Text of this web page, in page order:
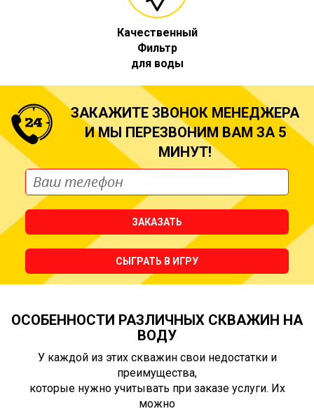
Качественный
Фильтр
для воды
ЗАКАЖИТЕ ЗВОНОК МЕНЕДЖЕРА
И МЫ ПЕРЕЗВОНИМ ВАМ ЗА 5
МИНУТ!
ЗАКАЗАТЬ
СЫГРАТЬ В ИГРУ
ОСОБЕННОСТИ РАЗЛИЧНЫХ СКВАЖИН НА
ВОДУ
У каждой из этих скважин свои недостатки и
преимущества,
которые нужно учитывать при заказе услуги. Их
можно